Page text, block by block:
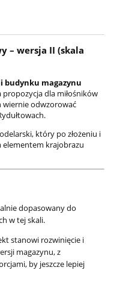
– wersja II (skala
budynku magazynu
propozycja dla miłośników
wiernie odwzorować
który po złożeniu i
elementem krajobrazu
dopasowany do
w tej skali.
stanowi rozwinięcie i
magazynu, z
by jeszcze lepiej